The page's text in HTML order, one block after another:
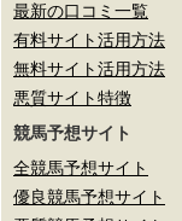
最新の口コミ一覧
有料サイト活用方法
無料サイト活用方法
悪質サイト特徴
競馬予想サイト
全競馬予想サイト
優良競馬予想サイト